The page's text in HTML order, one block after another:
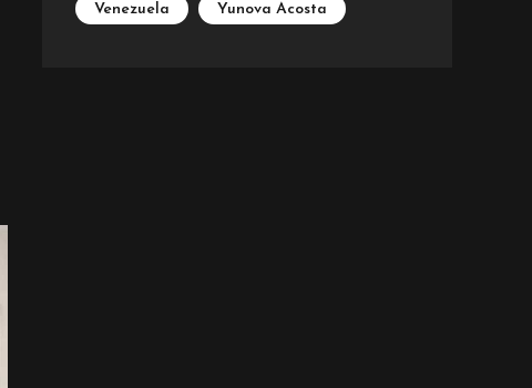
Venezuela Yunova Acosta